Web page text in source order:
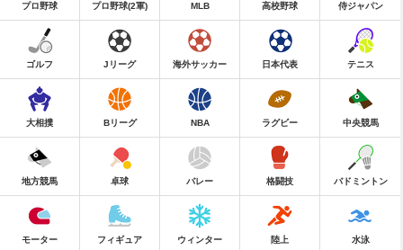
プロ野球 プロ野球(2軍) MLB 高校野球 侍ジャパン
ゴルフ Jリーグ 海外サッカー 日本代表 テニス
大相撲 Bリーグ NBA ラグビー 中央競馬
地方競馬 卓球 バレー 格闘技 バドミントン
モーター フィギュア ウィンター 陸上 水泳